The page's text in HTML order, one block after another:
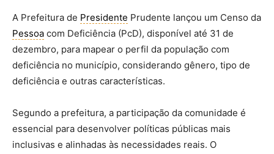
A Prefeitura de Presidente Prudente lançou um Censo da
Pessoa com Deficiência (PcD), disponível até 31 de
dezembro, para mapear o perfil da população com
deficiência no município, considerando gênero, tipo de
deficiência e outras características.
Segundo a prefeitura, a participação da comunidade é
essencial para desenvolver políticas públicas mais
inclusivas e alinhadas às necessidades reais. O